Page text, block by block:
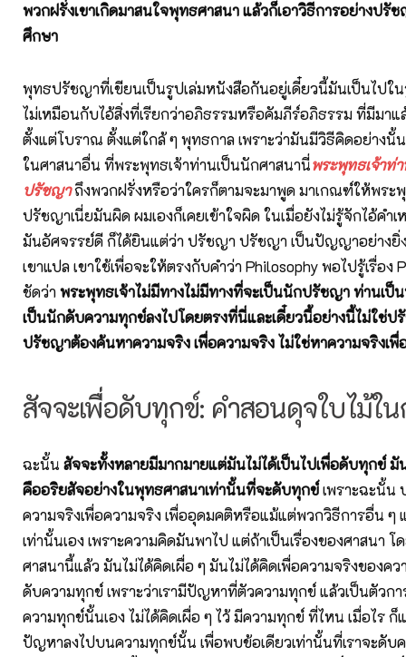
พวกฝรั่งเขาเกิดมาสนใจพุทธศาสนา แล้วก็เอาวิธีการอย่างปรั
ศึกษา
พุทธปรัชญาที่เขียนเป็นรูปเล่มหนังสือกันอยู่เดี๋ยวนี้มันเป็นไปใ
ไม่เหมือนกับไอ้สิ่งที่เรียกว่าอภิธรรมหรือคัมภีร์อภิธรรม ที่มีมา
ตั้งแต่โบราณ ตั้งแต่ใกล้ ๆ พุทธกาล เพราะว่ามันมีวิธีคิดอย่างนั้
ในศาสนาอื่น ที่พระพุทธเจ้าท่านเป็นนักศาสนานี่พระพุทธเจ้าท่
ปรัชญาถึงพวกฝรั่งหรือว่าใครก็ตามจะมาพูด มาเกณฑ์ให้พระ
ปรัชญาเนี่ยมันผิด ผมเองก็เคยเข้าใจผิด ในเมื่อยังไม่รู้จักไอ้คำเ
มันอัศจรรย์ดี ก็ได้ยินแต่ว่า ปรัชญา ปรัชญา เป็นปัญญาอย่างยิ่
เขาแปล เขาใช้เพื่อจะให้ตรงกับคำว่า Philosophy พอไปรู้เรื่อง
ชัดว่าพระพุทธเจ้าไม่มีทางไม่มีทางที่จะเป็นนักปรัชญา ท่านเป็
เป็นนักดับความทุกข์ลงไปโดยตรงที่นี่และเดี๋ยวนี้อย่างนี้ไม่ใช่ป
ปรัชญาต้องค้นหาความจริง เพื่อความจริง ไม่ใช่หาความจริงเ
สัจจะเพื่อดับทุกข์: คำสอนดุจใบไม้ใ
ฉะนั้น สัจจะทั้งหลายมีมากมายแต่มันไม่ได้เป็นไปเพื่อดับทุกข์ มั
คืออริยสัจอย่างในพุทธศาสนาเท่านั้นที่จะดับทุกข์เพราะฉะนั้น
ความจริงเพื่อความจริง เพื่ออุดมคติหรือแม้แต่พวกวิธีการอื่น ๆ
เท่านั้นเอง เพราะความคิดมันพาไป แต่ถ้าเป็นเรื่องของศาสนา โ
ศาสนานี้แล้ว มันไม่ได้คิดเผื่อ ๆ มันไม่ได้คิดเพื่อความจริงของคว
ดับความทุกข์ เพราะว่าเรามีปัญหาที่ตัวความทุกข์ แล้วเป็นตัวก
ความทุกข์นั้นเอง ไม่ได้คิดเผื่อ ๆ ไว้ มีความทุกข์ ที่ไหน เมื่อไร
ปัญหาลงไปบนความทุกข์นั้น เพื่อพบข้อเดียวเท่านั้นที่เราจะดับ